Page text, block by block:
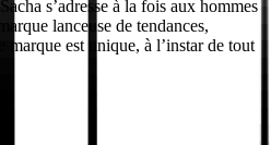
s’adresse à la fois aux hommes
lanceuse de tendances,
est unique, à l’instar de tout